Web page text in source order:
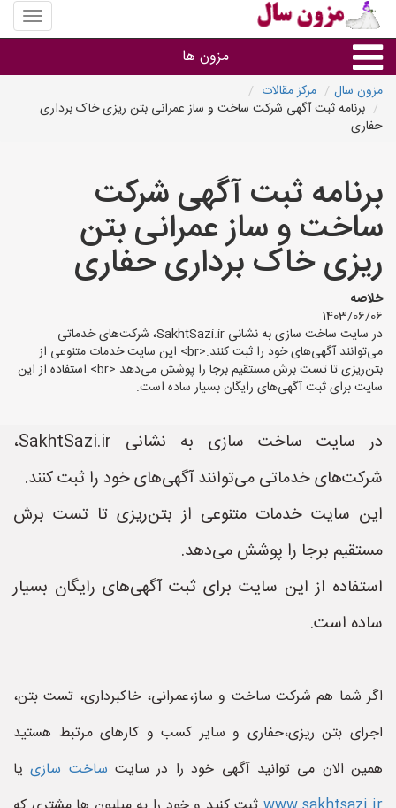
منوی
سایت
سال
مزون ها
گروه ها
مزون سال
مرکز مقالات
برنامه ثبت آگهی شرکت ساخت و ساز عمرانی بتن ریزی خاک برداری
حفاری
برنامه ثبت آگهی شرکت
ساخت و ساز عمرانی بتن
ریزی خاک برداری حفاری
خلاصه
1403/06/06
در سایت ساخت سازی به نشانی SakhtSazi.ir، شرکت‌های خدماتی
می‌توانند آگهی‌های خود را ثبت کنند.<br> این سایت خدمات متنوعی از
بتن‌ریزی تا تست برش مستقیم برجا را پوشش می‌دهد.<br> استفاده از این
سایت برای ثبت آگهی‌های رایگان بسیار ساده است.
در سایت ساخت سازی به نشانی SakhtSazi.ir،
شرکت‌های خدماتی می‌توانند آگهی‌های خود را ثبت کنند.
این سایت خدمات متنوعی از بتن‌ریزی تا تست برش
مستقیم برجا را پوشش می‌دهد.
استفاده از این سایت برای ثبت آگهی‌های رایگان بسیار
ساده است.
اگر شما هم شرکت ساخت و ساز،عمرانی، خاکبرداری، تست بتن،
اجرای بتن ریزی،حفاری و سایر کسب و کارهای مرتبط هستید
همین الان می توانید آگهی خود را در سایت ساخت سازییا